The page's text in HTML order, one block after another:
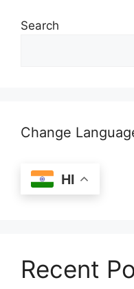
Search
Change
HI
Recent